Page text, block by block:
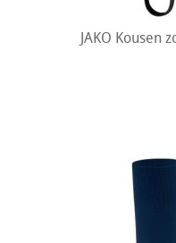
JAKO Kousen